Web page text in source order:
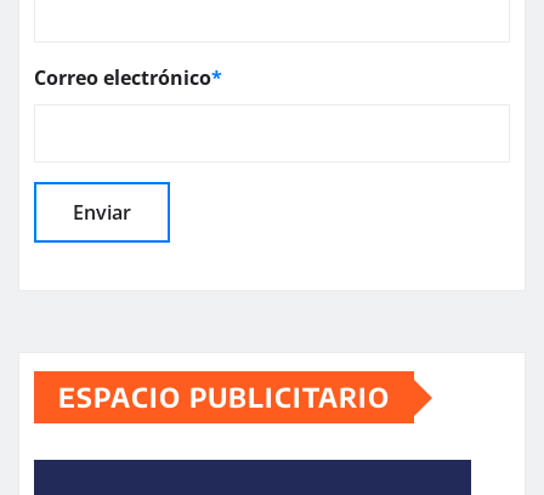
Correo electrónico*
ESPACIO PUBLICITARIO